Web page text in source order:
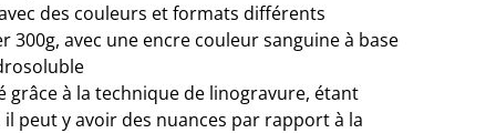
des couleurs et formats différents
300g, avec une encre couleur sanguine à base
grâce à la technique de linogravure, étant
peut y avoir des nuances par rapport à la